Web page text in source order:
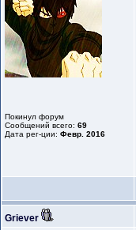
Покинул форум
Сообщений всего: 69
Дата рег-ции: Февр. 2016
Griever